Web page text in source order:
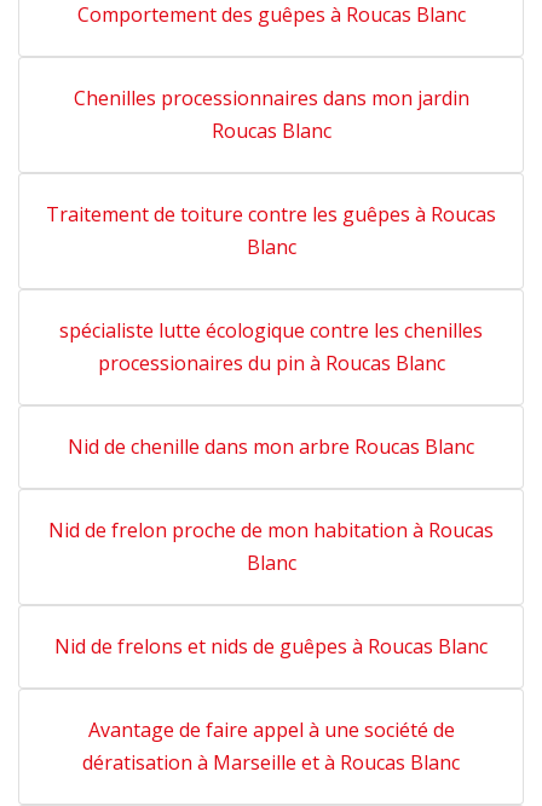
Comportement des guêpes à Roucas Blanc
Chenilles processionnaires dans mon jardin
Roucas Blanc
Traitement de toiture contre les guêpes à Roucas
Blanc
spécialiste lutte écologique contre les chenilles
processionaires du pin à Roucas Blanc
Nid de chenille dans mon arbre Roucas Blanc
Nid de frelon proche de mon habitation à Roucas
Blanc
Nid de frelons et nids de guêpes à Roucas Blanc
Avantage de faire appel à une société de
dératisation à Marseille et à Roucas Blanc